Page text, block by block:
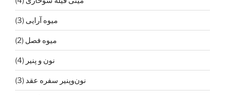
میوه آرایی (3)
میوه فصل (2)
نون و پنیر (4)
نون‌و‌پنیر سفره عقد (3)